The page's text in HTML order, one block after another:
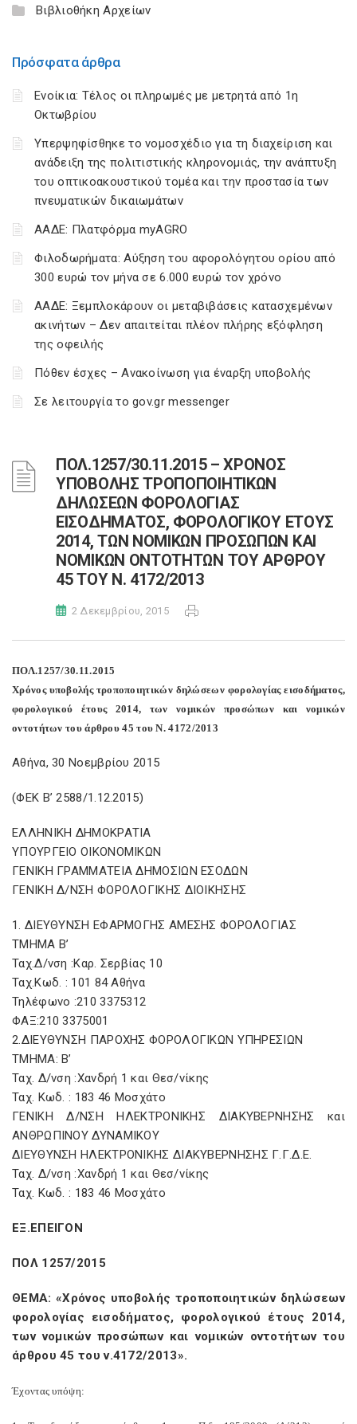
Βιβλιοθήκη Αρχείων
Πρόσφατα άρθρα
Ενοίκια: Τέλος οι πληρωμές με μετρητά από 1η
Οκτωβρίου
Υπερψηφίσθηκε το νομοσχέδιο για τη διαχείριση και
ανάδειξη της πολιτιστικής κληρονομιάς, την ανάπτυξη
του οπτικοακουστικού τομέα και την προστασία των
πνευματικών δικαιωμάτων
ΑΑΔΕ: Πλατφόρμα myAGRO
Φιλοδωρήματα: Αύξηση του αφορολόγητου ορίου από
300 ευρώ τον μήνα σε 6.000 ευρώ τον χρόνο
ΑΑΔΕ: Ξεμπλοκάρουν οι μεταβιβάσεις κατασχεμένων
ακινήτων – Δεν απαιτείται πλέον πλήρης εξόφληση
της οφειλής
Πόθεν έσχες – Ανακοίνωση για έναρξη υποβολής
Σε λειτουργία το gov.gr messenger
ΠΟΛ.1257/30.11.2015 – ΧΡΟΝΟΣ
ΥΠΟΒΟΛΗΣ ΤΡΟΠΟΠΟΙΗΤΙΚΩΝ
ΔΗΛΩΣΕΩΝ ΦΟΡΟΛΟΓΙΑΣ
ΕΙΣΟΔΗΜΑΤΟΣ, ΦΟΡΟΛΟΓΙΚΟΥ ΕΤΟΥΣ
2014, ΤΩΝ ΝΟΜΙΚΩΝ ΠΡΟΣΩΠΩΝ ΚΑΙ
ΝΟΜΙΚΩΝ ΟΝΤΟΤΗΤΩΝ ΤΟΥ ΑΡΘΡΟΥ
45 ΤΟΥ Ν. 4172/2013
2 Δεκεμβρίου, 2015
ΠΟΛ.1257/30.11.2015
Χρόνος υποβολής τροποποιητικών δηλώσεων φορολογίας εισοδήματος,
φορολογικού έτους 2014, των νομικών προσώπων και νομικών
οντοτήτων του άρθρου 45 του Ν. 4172/2013
Αθήνα, 30 Νοεμβρίου 2015
(ΦΕΚ Β’ 2588/1.12.2015)
ΕΛΛΗΝΙΚΗ ΔΗΜΟΚΡΑΤΙΑ
ΥΠΟΥΡΓΕΙΟ ΟΙΚΟΝΟΜΙΚΩΝ
ΓΕΝΙΚΗ ΓΡΑΜΜΑΤΕΙΑ ΔΗΜΟΣΙΩΝ ΕΣΟΔΩΝ
ΓΕΝΙΚΗ Δ/ΝΣΗ ΦΟΡΟΛΟΓΙΚΗΣ ΔΙΟΙΚΗΣΗΣ
1. ΔΙΕΥΘΥΝΣΗ ΕΦΑΡΜΟΓΗΣ ΑΜΕΣΗΣ ΦΟΡΟΛΟΓΙΑΣ
ΤΜΗΜΑ Β’
Ταχ.Δ/νση :Καρ. Σερβίας 10
Ταχ.Κωδ. : 101 84 Αθήνα
Τηλέφωνο :210 3375312
ΦΑΞ:210 3375001
2.ΔΙΕΥΘΥΝΣΗ ΠΑΡΟΧΗΣ ΦΟΡΟΛΟΓΙΚΩΝ ΥΠΗΡΕΣΙΩΝ
ΤΜΗΜΑ: Β’
Ταχ. Δ/νση :Χανδρή 1 και Θεσ/νίκης
Ταχ. Κωδ. : 183 46 Μοσχάτο
ΓΕΝΙΚΗ Δ/ΝΣΗ ΗΛΕΚΤΡΟΝΙΚΗΣ ΔΙΑΚΥΒΕΡΝΗΣΗΣ και
ΑΝΘΡΩΠΙΝΟΥ ΔΥΝΑΜΙΚΟΥ
ΔΙΕΥΘΥΝΣΗ ΗΛΕΚΤΡΟΝΙΚΗΣ ΔΙΑΚΥΒΕΡΝΗΣΗΣ Γ.Γ.Δ.Ε.
Ταχ. Δ/νση :Χανδρή 1 και Θεσ/νίκης
Ταχ. Κωδ. : 183 46 Μοσχάτο
ΕΞ.ΕΠΕΙΓΟΝ
ΠΟΛ 1257/2015
ΘΕΜΑ: «Χρόνος υποβολής τροποποιητικών δηλώσεων
φορολογίας εισοδήματος, φορολογικού έτους 2014,
των νομικών προσώπων και νομικών οντοτήτων του
άρθρου 45 του ν.4172/2013».
Έχοντας υπόψη: